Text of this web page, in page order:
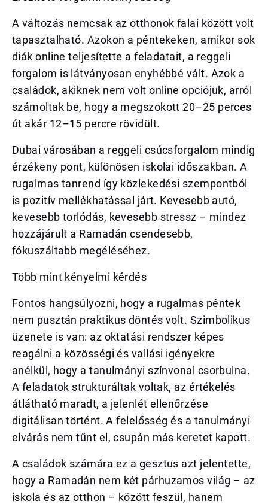
A változás nemcsak az otthonok falai között volt
tapasztalható. Azokon a péntekeken, amikor sok
diák online teljesítette a feladatait, a reggeli
forgalom is látványosan enyhébbé vált. Azok a
családok, akiknek nem volt online opciójuk, arról
számoltak be, hogy a megszokott 20–25 perces
út akár 12–15 percre rövidült.
Dubai városában a reggeli csúcsforgalom mindig
érzékeny pont, különösen iskolai időszakban. A
rugalmas tanrend így közlekedési szempontból
is pozitív mellékhatással járt. Kevesebb autó,
kevesebb torlódás, kevesebb stressz – mindez
hozzájárult a Ramadán csendesebb,
fókuszáltabb megéléséhez.
Több mint kényelmi kérdés
Fontos hangsúlyozni, hogy a rugalmas péntek
nem pusztán praktikus döntés volt. Szimbolikus
üzenete is van: az oktatási rendszer képes
reagálni a közösségi és vallási igényekre
anélkül, hogy a tanulmányi színvonal csorbulna.
A feladatok strukturáltak voltak, az értékelés
átlátható maradt, a jelenlét ellenőrzése
digitálisan történt. A felelősség és a tanulmányi
elvárás nem tűnt el, csupán más keretet kapott.
A családok számára ez a gesztus azt jelentette,
hogy a Ramadán nem két párhuzamos világ – az
iskola és az otthon – között feszül, hanem